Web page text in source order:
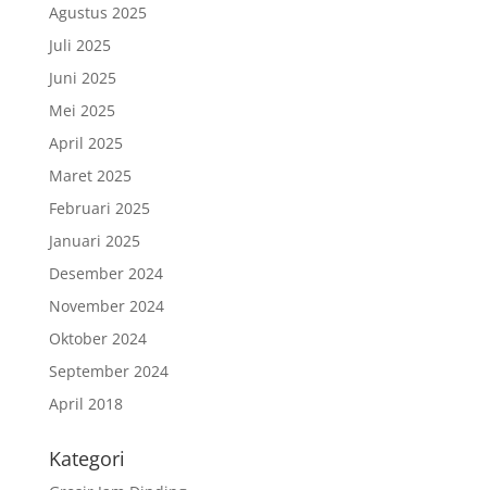
Agustus 2025
Juli 2025
Juni 2025
Mei 2025
April 2025
Maret 2025
Februari 2025
Januari 2025
Desember 2024
November 2024
Oktober 2024
September 2024
April 2018
Kategori